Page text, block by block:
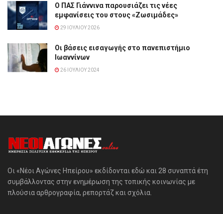
Ο ΠΑΣ Γιάννινα παρουσιάζει τις νέες
εμφανίσεις του στους «Ζωσιμάδες»
29 ΙΟΥΛΊΟΥ 2026
Οι βάσεις εισαγωγής στο πανεπιστήμιο
Ιωαννίνων
26 ΙΟΥΛΊΟΥ 2024
Οι «Νέοι Αγώνες Ηπείρου» εκδίδονται εδώ και 28 συναπτά έτη
συμβάλλοντας στην ενημέρωση της τοπικής κοινωνίας με
πλούσια αρθρογραφία, ρεπορτάζ και σχόλια.